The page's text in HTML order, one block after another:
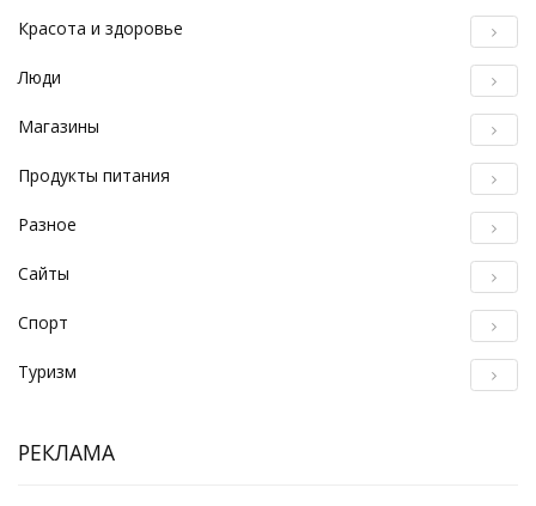
Красота и здоровье
Люди
Магазины
Продукты питания
Разное
Сайты
Спорт
Туризм
РЕКЛАМА